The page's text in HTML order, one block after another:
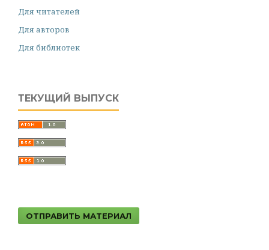
Для читателей
Для авторов
Для библиотек
ТЕКУЩИЙ ВЫПУСК
ОТПРАВИТЬ МАТЕРИАЛ